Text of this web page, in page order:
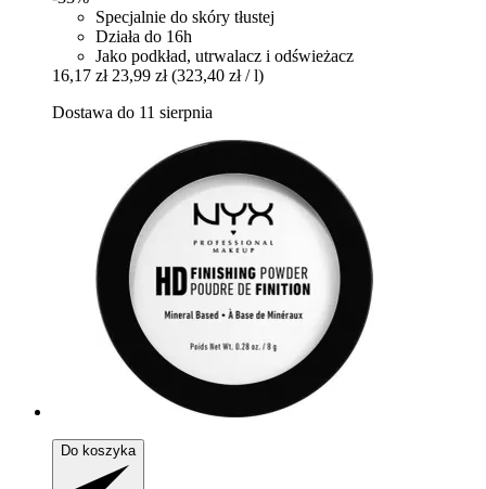
Specjalnie do skóry tłustej
Działa do 16h
Jako podkład, utrwalacz i odświeżacz
16,17 zł 23,99 zł (323,40 zł / l)
Dostawa do 11 sierpnia
Do koszyka